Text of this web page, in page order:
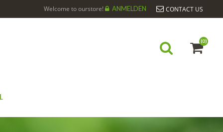
CONTACT US
Welcome to ourstore! ANMELDEN
(0)